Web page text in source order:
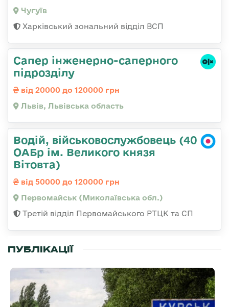
Чугуїв
Харківський зональний відділ ВСП
Сапер інженерно-саперного
підрозділу
від 20000 до 120000 грн
Львів, Львівська область
Водій, військовослужбовець (40
ОАБр ім. Великого князя
Вітовта)
від 50000 до 120000 грн
Первомайськ (Миколаївська обл.)
Третій відділ Первомайського РТЦК та СП
ПУБЛІКАЦІЇ